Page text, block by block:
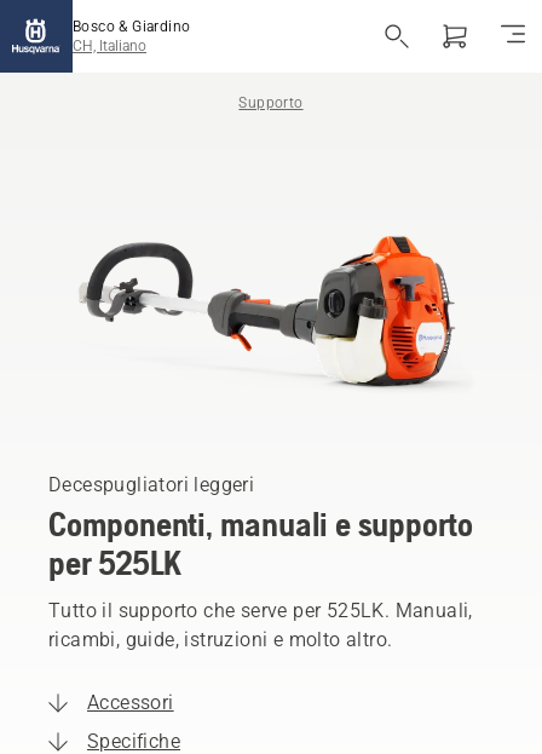
Bosco & Giardino
CH, Italiano
Supporto
Decespugliatori leggeri
Componenti, manuali e supporto
per 525LK
Tutto il supporto che serve per 525LK. Manuali,
ricambi, guide, istruzioni e molto altro.
Accessori
Specifiche